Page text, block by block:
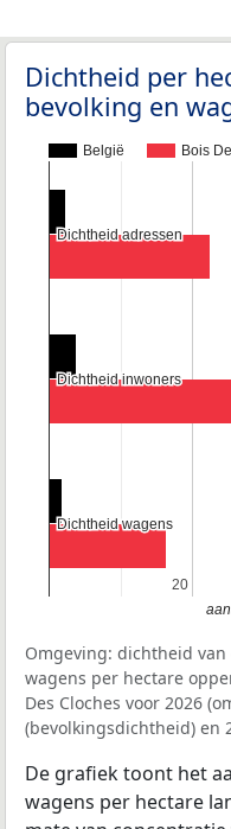
Dichtheid per
bevolking en
België Bois
20
20
Dichtheid adressen
Dichtheid adressen
Dichtheid inwoners
Dichtheid inwoners
Dichtheid wagens
Dichtheid wagens
Omgeving: dichtheid
wagens per hectare
Des Cloches voor 2026
(bevolkingsdichtheid) en
De grafiek toont het
wagens per hectare